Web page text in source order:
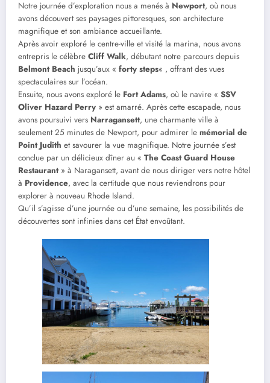
Notre journée d’exploration nous a menés à Newport, où nous
avons découvert ses paysages pittoresques, son architecture
magnifique et son ambiance accueillante.
Après avoir exploré le centre-ville et visité la marina, nous avons
entrepris le célèbre Cliff Walk, débutant notre parcours depuis
Belmont Beach jusqu’aux « forty steps« , offrant des vues
spectaculaires sur l’océan.
Ensuite, nous avons exploré le Fort Adams, où le navire « SSV
Oliver Hazard Perry » est amarré. Après cette escapade, nous
avons poursuivi vers Narragansett, une charmante ville à
seulement 25 minutes de Newport, pour admirer le mémorial de
Point Judith et savourer la vue magnifique. Notre journée s’est
conclue par un délicieux dîner au « The Coast Guard House
Restaurant» à Naragansett, avant de nous diriger vers notre hôtel
à Providence, avec la certitude que nous reviendrons pour
explorer à nouveau Rhode Island.
Qu’il s’agisse d’une journée ou d’une semaine, les possibilités de
découvertes sont infinies dans cet État envoûtant.